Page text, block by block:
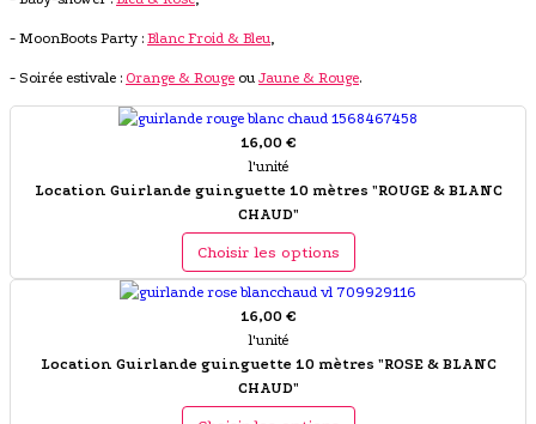
- MoonBoots Party : Blanc Froid & Bleu,
- Soirée estivale : Orange & Rouge ou Jaune & Rouge.
16,00 €
l'unité
Location Guirlande guinguette 10 mètres "ROUGE & BLANC
CHAUD"
Choisir les options
16,00 €
l'unité
Location Guirlande guinguette 10 mètres "ROSE & BLANC
CHAUD"